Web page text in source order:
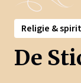
Religie &
De